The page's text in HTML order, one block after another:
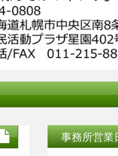
事務所営業